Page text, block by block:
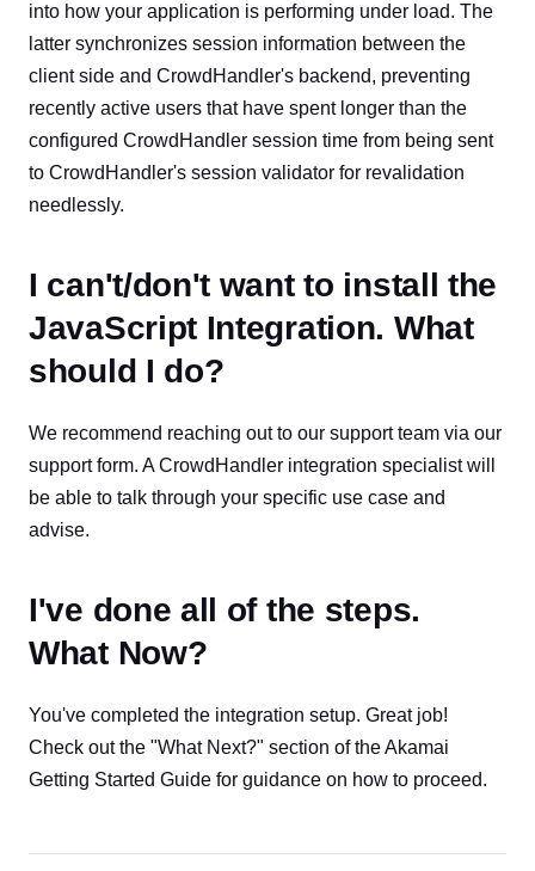
into how your application is performing under load. The
latter synchronizes session information between the
client side and CrowdHandler's backend, preventing
recently active users that have spent longer than the
configured CrowdHandler session time from being sent
to CrowdHandler's session validator for revalidation
needlessly.
I can't/don't want to install the
JavaScript Integration. What
should I do?
We recommend reaching out to our support team via our
support form. A CrowdHandler integration specialist will
be able to talk through your specific use case and
advise.
I've done all of the steps.
What Now?
You've completed the integration setup. Great job!
Check out the "What Next?" section of the Akamai
Getting Started Guide for guidance on how to proceed.